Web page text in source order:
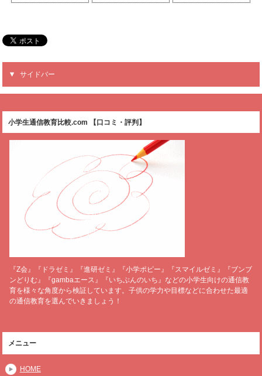
サイドバー
小学生通信教育比較.com 【口コミ・評判】
『Z会』『ドラゼミ』『進研ゼミ』『小学ポピー』『スマイルゼミ』『ブンブ
ンどりむ』『gambaエース』『いちぶんのいち』などの小学生向けの通信教
育を様々な角度から検証しています。子供の学力や目標などに合わせた最適
の通信教育を選んでいきましょう！
メニュー
HOME